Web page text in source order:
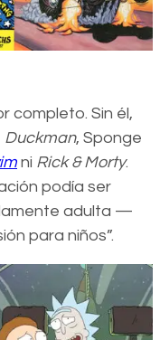
completo. Sin él,
Duckman, Sponge
ni Rick & Morty.
podía ser
adulta —
para niños”.